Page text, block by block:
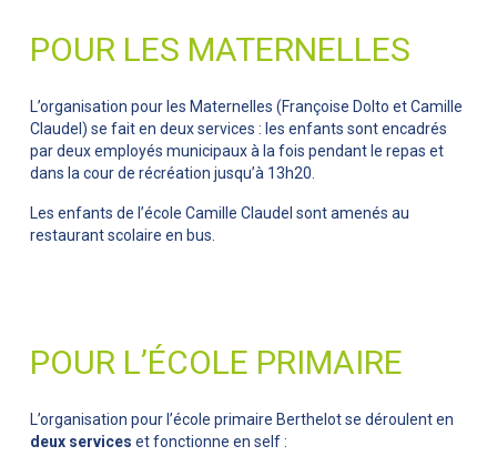
POUR LES MATERNELLES
L’organisation pour les Maternelles (Françoise Dolto et Camille
Claudel) se fait en deux services : les enfants sont encadrés
par deux employés municipaux à la fois pendant le repas et
dans la cour de récréation jusqu’à 13h20.
Les enfants de l’école Camille Claudel sont amenés au
restaurant scolaire en bus.
POUR L’ÉCOLE PRIMAIRE
L’organisation pour l’école primaire Berthelot se déroulent en
deux services et fonctionne en self :